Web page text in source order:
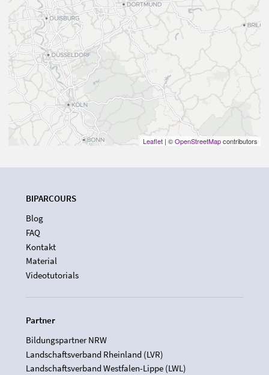
Leaflet | ©OpenStreetMapcontributors
BIPARCOURS
Blog
FAQ
Kontakt
Material
Videotutorials
Partner
Bildungspartner NRW
Landschaftsverband Rheinland (LVR)
Landschaftsverband Westfalen-Lippe (LWL)